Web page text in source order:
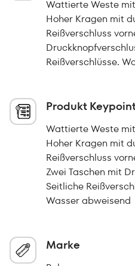
Wattierte Weste
Hoher Kragen mit
Reißverschluss
Reißverschlüsse.
Produkt
Wattierte Weste
Hoher Kragen mit
Reißverschluss
Zwei Taschen mit
Seitliche
Wasser abweisend
Marke